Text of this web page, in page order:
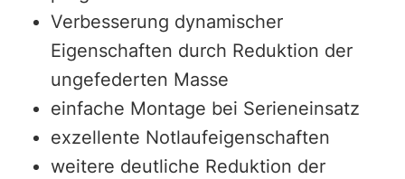
Verbesserung dynamischer
Eigenschaften durch Reduktion der
ungefederten Masse
einfache Montage bei Serieneinsatz
exzellente Notlaufeigenschaften
weitere deutliche Reduktion der